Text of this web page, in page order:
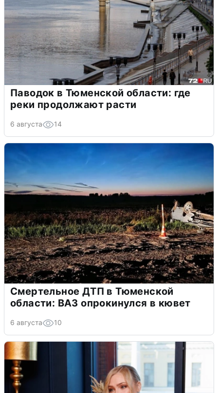
Паводок в Тюменской области: где
реки продолжают расти
6 августа 14
Смертельное ДТП в Тюменской
области: ВАЗ опрокинулся в кювет
6 августа 10